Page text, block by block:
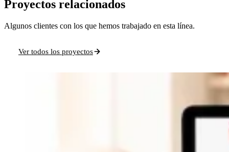
Proyectos relacionados
Algunos clientes con los que hemos trabajado en esta línea.
Ver todos los proyectos